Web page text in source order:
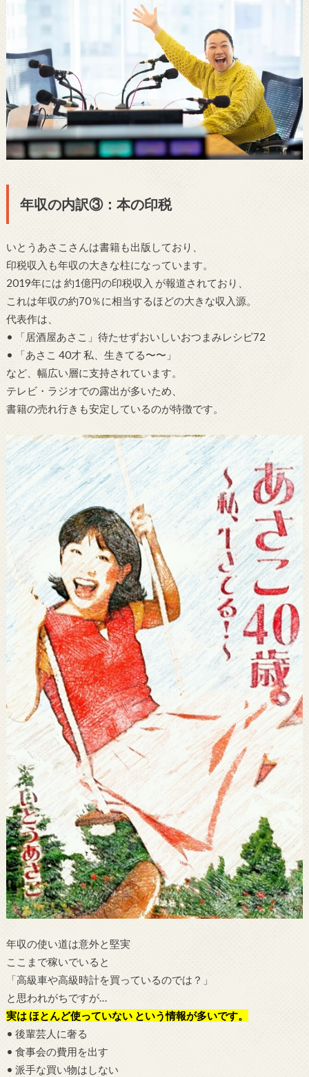
年収の内訳③：本の印税
いとうあさこさんは書籍も出版しており、
印税収入も年収の大きな柱になっています。
2019年には 約1億円の印税収入 が報道されており、
これは年収の約70％に相当するほどの大きな収入源。
代表作は、
• 「居酒屋あさこ」待たせずおいしいおつまみレシピ72
• 「あさこ 40才 私、生きてる〜〜」
など、幅広い層に支持されています。
テレビ・ラジオでの露出が多いため、
書籍の売れ行きも安定しているのが特徴です。
年収の使い道は意外と堅実
ここまで稼いでいると
「高級車や高級時計を買っているのでは？」
と思われがちですが…
実は ほとんど使っていない という情報が多いです。
• 後輩芸人に奢る
• 食事会の費用を出す
• 派手な買い物はしない